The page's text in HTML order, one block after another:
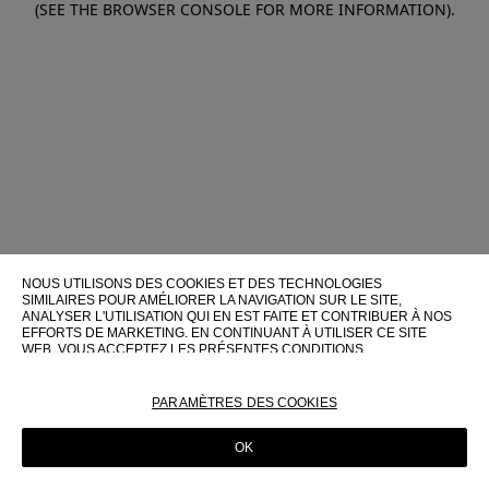
(SEE THE BROWSER CONSOLE FOR MORE INFORMATION).
NOUS UTILISONS DES COOKIES ET DES TECHNOLOGIES
SIMILAIRES POUR AMÉLIORER LA NAVIGATION SUR LE SITE,
ANALYSER L'UTILISATION QUI EN EST FAITE ET CONTRIBUER À NOS
EFFORTS DE MARKETING. EN CONTINUANT À UTILISER CE SITE
WEB, VOUS ACCEPTEZ LES PRÉSENTES CONDITIONS
POUR PLUS D'INFORMATIONS SUR CES TECHNOLOGIES ET LEUR
POLITIQUE EN MATIÈRE DE COOKIES
PARAMÈTRES DES COOKIES
OK